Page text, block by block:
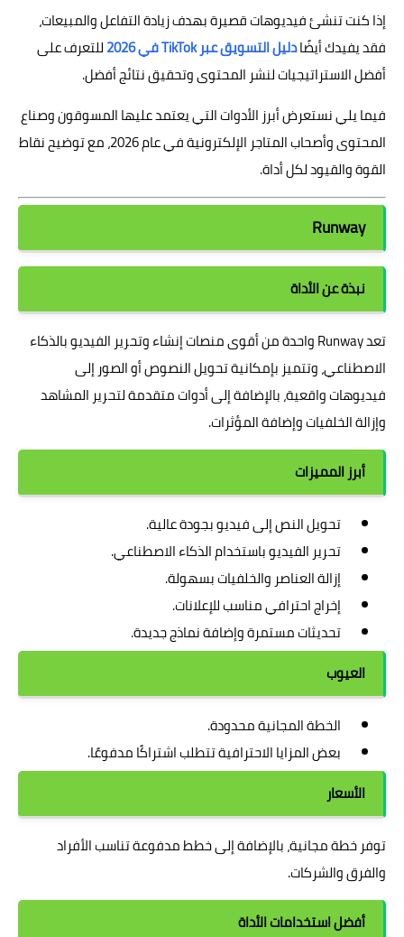
إذا كنت تنشئ فيديوهات قصيرة بهدف زيادة التفاعل والمبيعات،
فقد يفيدك أيضًادليل التسويق عبر TikTok في 2026
للتعرف على
أفضل الاستراتيجيات لنشر المحتوى وتحقيق نتائج أفضل.
فيما يلي نستعرض أبرز الأدوات التي يعتمد عليها المسوقون وصناع
المحتوى وأصحاب المتاجر الإلكترونية في عام 2026، مع توضيح نقاط
القوة والقيود لكل أداة.
Runway
نبذة عن الأداة
تعد Runway واحدة من أقوى منصات إنشاء وتحرير الفيديو بالذكاء
الاصطناعي، وتتميز بإمكانية تحويل النصوص أو الصور إلى
فيديوهات واقعية، بالإضافة إلى أدوات متقدمة لتحرير المشاهد
وإزالة الخلفيات وإضافة المؤثرات.
أبرز المميزات
تحويل النص إلى فيديو بجودة عالية.
تحرير الفيديو باستخدام الذكاء الاصطناعي.
إزالة العناصر والخلفيات بسهولة.
إخراج احترافي مناسب للإعلانات.
تحديثات مستمرة وإضافة نماذج جديدة.
العيوب
الخطة المجانية محدودة.
بعض المزايا الاحترافية تتطلب اشتراكًا مدفوعًا.
الأسعار
توفر خطة مجانية، بالإضافة إلى خطط مدفوعة تناسب الأفراد
والفرق والشركات.
أفضل استخدامات الأداة